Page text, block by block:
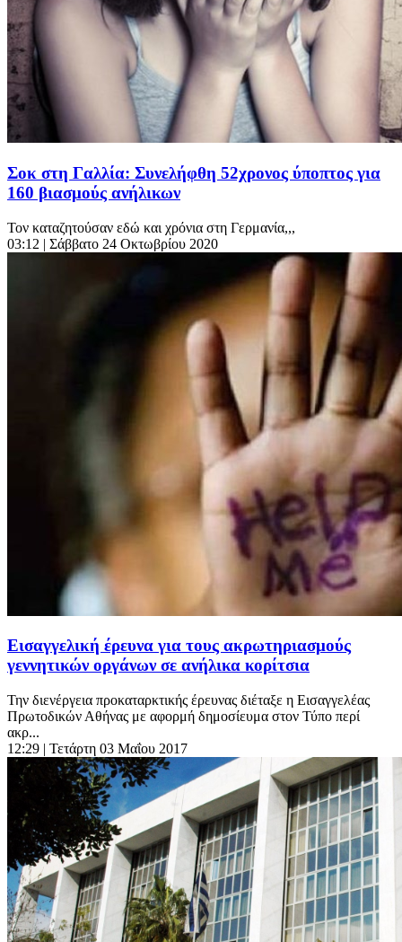
Σοκ στη Γαλλία: Συνελήφθη 52χρονος ύποπτος για
160 βιασμούς ανήλικων
Τον καταζητούσαν εδώ και χρόνια στη Γερμανία,,,
03:12 | Σάββατο 24 Οκτωβρίου 2020
Εισαγγελική έρευνα για τους ακρωτηριασμούς
γεννητικών οργάνων σε ανήλικα κορίτσια
Την διενέργεια προκαταρκτικής έρευνας διέταξε η Εισαγγελέας
Πρωτοδικών Αθήνας με αφορμή δημοσίευμα στον Τύπο περί
ακρ...
12:29 | Τετάρτη 03 Μαΐου 2017